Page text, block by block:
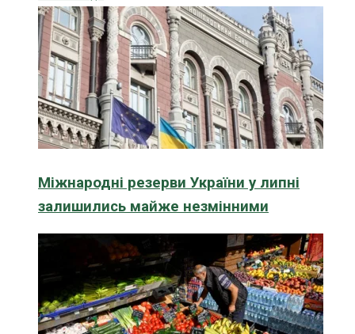
Міжнародні резерви України у липні
залишились майже незмінними